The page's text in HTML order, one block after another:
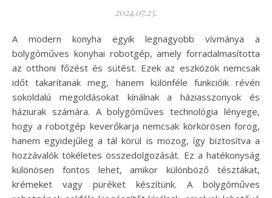
2024.07.23.
A modern konyha egyik legnagyobb vívmánya a
bolygóműves konyhai robotgép, amely forradalmasította
az otthoni főzést és sütést. Ezek az eszközök nemcsak
időt takarítanak meg, hanem különféle funkcióik révén
sokoldalú megoldásokat kínálnak a háziasszonyok és
háziurak számára. A bolygóműves technológia lényege,
hogy a robotgép keverőkarja nemcsak körkörösen forog,
hanem egyidejűleg a tál körül is mozog, így biztosítva a
hozzávalók tökéletes összedolgozását. Ez a hatékonyság
különösen fontos lehet, amikor különböző tésztákat,
krémeket vagy püréket készítünk. A bolygóműves